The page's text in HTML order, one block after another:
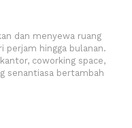
dan menyewa ruang
perjam hingga bulanan.
coworking space,
senantiasa bertambah